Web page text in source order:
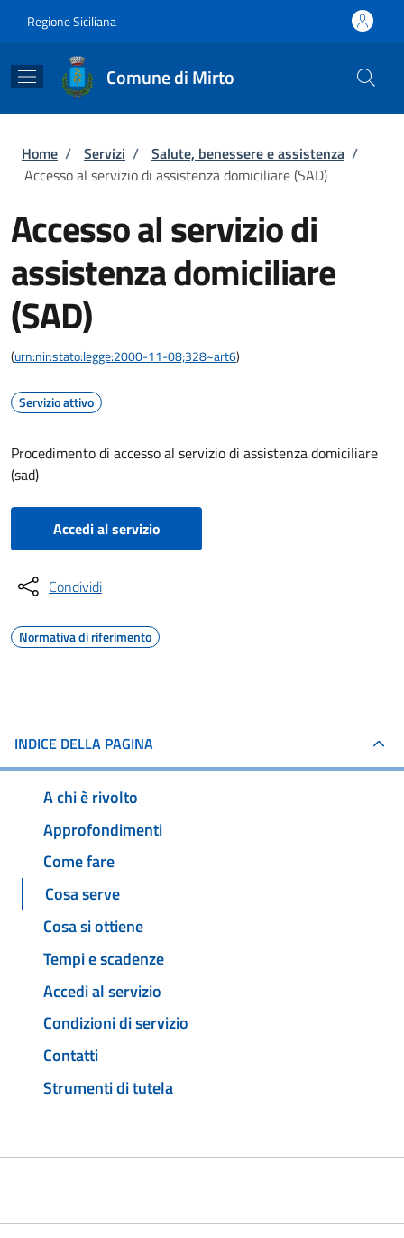
Regione Siciliana
Comune di Mirto
Briciole di pane
Home / Servizi / Salute, benessere e assistenza /
Accesso al servizio di assistenza domiciliare (SAD)
Accesso al servizio di
assistenza domiciliare
(SAD)
(urn:nir:stato:legge:2000-11-08;328~art6)
Servizio attivo
Procedimento di accesso al servizio di assistenza domiciliare
(sad)
Accedi al servizio
Condividi
Normativa di riferimento
INDICE DELLA PAGINA
A chi è rivolto
Approfondimenti
Come fare
Cosa serve
Cosa si ottiene
Tempi e scadenze
Accedi al servizio
Condizioni di servizio
Contatti
Strumenti di tutela